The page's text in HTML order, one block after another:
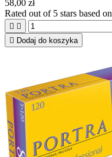
58,00 zł
Rated out of 5 stars based on
 
 Dodaj do koszyka